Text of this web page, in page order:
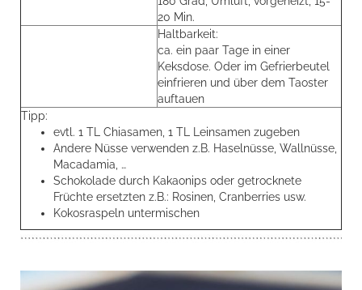
20 Min.
Haltbarkeit:
ca. ein paar Tage in einer
Keksdose. Oder im Gefrierbeutel
einfrieren und über dem Taoster
auftauen
Tipp:
evtl. 1 TL Chiasamen, 1 TL Leinsamen zugeben
Andere Nüsse verwenden z.B. Haselnüsse, Wallnüsse,
Macadamia, …
Schokolade durch Kakaonips oder getrocknete
Früchte ersetzten z.B.: Rosinen, Cranberries usw.
Kokosraspeln untermischen